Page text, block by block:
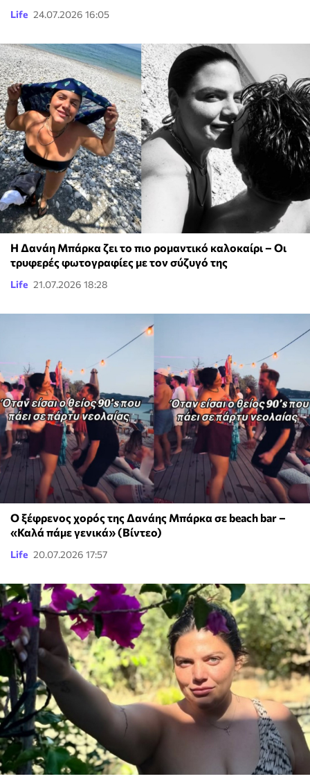
Life 24.07.2026 16:05
Η Δανάη Μπάρκα ζει το πιο ρομαντικό καλοκαίρι – Οι
τρυφερές φωτογραφίες με τον σύζυγό της
Life 21.07.2026 18:28
Ο ξέφρενος χορός της Δανάης Μπάρκα σε beach bar –
«Καλά πάμε γενικά» (Βίντεο)
Life 20.07.2026 17:57